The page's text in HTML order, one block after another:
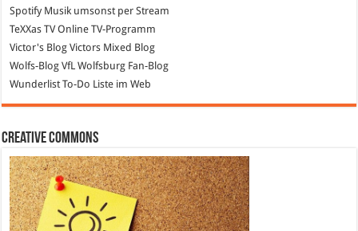
SpotifyMusik umsonst per Stream
TeXXas TVOnline TV-Programm
Victor's Blog Victors Mixed Blog
Wolfs-Blog VfL Wolfsburg Fan-Blog
Wunderlist To-Do Liste im Web
Creative Commons